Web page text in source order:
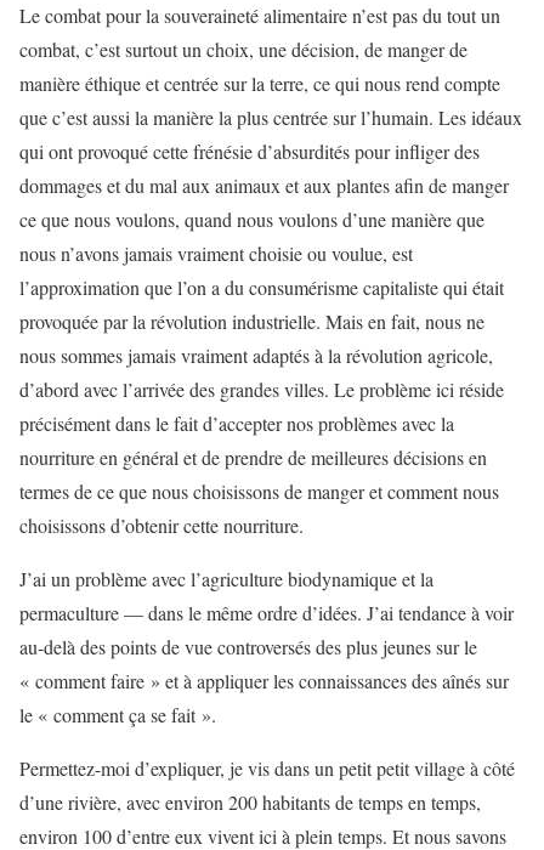
Le combat pour la souveraineté alimentaire n’est pas du tout un
combat, c’est surtout un choix, une décision, de manger de
manière éthique et centrée sur la terre, ce qui nous rend compte
que c’est aussi la manière la plus centrée sur l’humain. Les idéaux
qui ont provoqué cette frénésie d’absurdités pour infliger des
dommages et du mal aux animaux et aux plantes afin de manger
ce que nous voulons, quand nous voulons d’une manière que
nous n’avons jamais vraiment choisie ou voulue, est
l’approximation que l’on a du consumérisme capitaliste qui était
provoquée par la révolution industrielle. Mais en fait, nous ne
nous sommes jamais vraiment adaptés à la révolution agricole,
d’abord avec l’arrivée des grandes villes. Le problème ici réside
précisément dans le fait d’accepter nos problèmes avec la
nourriture en général et de prendre de meilleures décisions en
termes de ce que nous choisissons de manger et comment nous
choisissons d’obtenir cette nourriture.
J’ai un problème avec l’agriculture biodynamique et la
permaculture — dans le même ordre d’idées. J’ai tendance à voir
au-delà des points de vue controversés des plus jeunes sur le
« comment faire » et à appliquer les connaissances des aînés sur
le « comment ça se fait ».
Permettez-moi d’expliquer, je vis dans un petit petit village à côté
d’une rivière, avec environ 200 habitants de temps en temps,
environ 100 d’entre eux vivent ici à plein temps. Et nous savons